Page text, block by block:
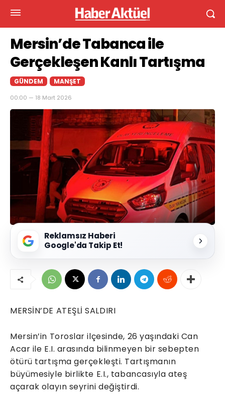
Mersin’de Tabanca ile
Gerçekleşen Kanlı Tartışma
GÜNDEM MANŞET
00:00 — 18 Mart 2026
Reklamsız Haberi
Google'da Takip Et!
MERSİN’DE ATEŞLİ SALDIRI
Mersin’in Toroslar ilçesinde, 26 yaşındaki Can
Acar ile E.I. arasında bilinmeyen bir sebepten
ötürü tartışma gerçekleşti. Tartışmanın
büyümesiyle birlikte E.I., tabancasıyla ateş
açarak olayın seyrini değiştirdi.